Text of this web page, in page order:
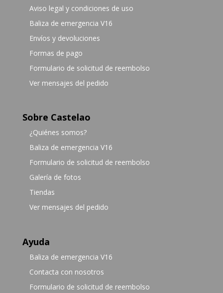
Aviso legal y condiciones de uso
Baliza de emergencia V16
Envíos y devoluciones
Formas de pago
Formulario de solicitud de reembolso
Ver mensajes del pedido
Sobre Castelao
¿Quiénes somos?
Baliza de emergencia V16
Formulario de solicitud de reembolso
Galería de fotos
Tiendas
Ver mensajes del pedido
Ayuda
Baliza de emergencia V16
Contacta con nosotros
Formulario de solicitud de reembolso